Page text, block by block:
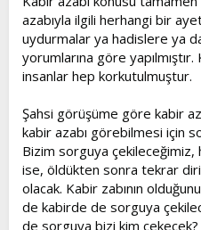
azabıyla ilgili herhangi bir
uydurmalar ya hadislere ya
yorumlarına göre
insanlar hep korkutulmuştur.
Şahsi görüşüme göre kabir
kabir azabı görebilmesi için
Bizim sorguya
ise, öldükten sonra tekrar
olacak. Kabir zabının
de kabirde de sorguya
de sorguya bizi kim çekecek?